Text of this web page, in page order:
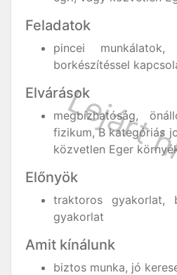
Feladatok
pincei munkálatok,
borkészítéssel
Elvárások
megbízhatóság,
fizikum, B kategóriás
közvetlen Eger
Előnyök
traktoros gyakorlat,
gyakorlat
Amit kínálunk
biztos munka, jó